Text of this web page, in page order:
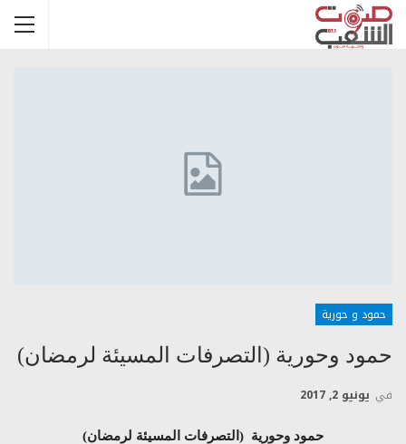
حمود و حورية
حمود وحورية (التصرفات المسيئة لرمضان)
في يونيو 2, 2017
حمود وحورية (التصرفات المسيئة لرمضان)